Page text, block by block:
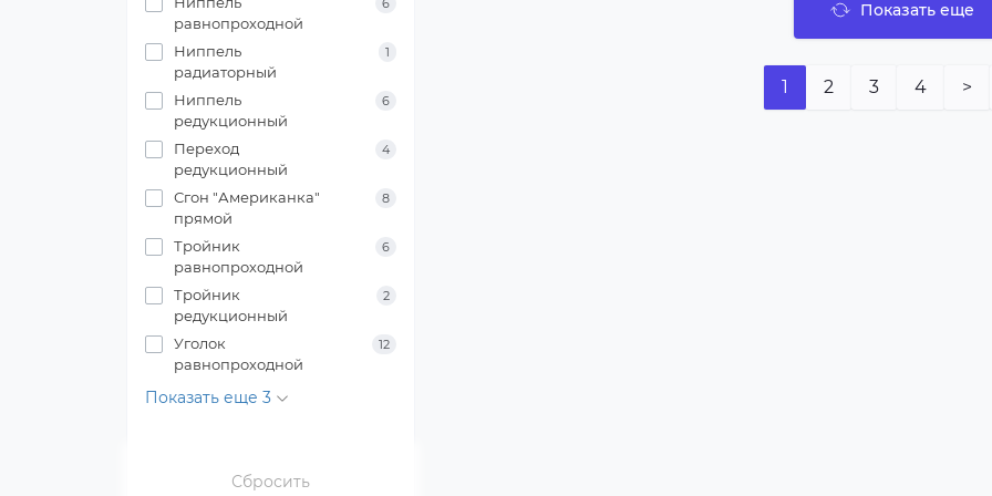
равнопроходной
6
Ниппель
радиаторный
1
Ниппель
редукционный
6
Переход
редукционный
4
Сгон "Американка"
прямой
8
Тройник
равнопроходной
6
Тройник
редукционный
2
Уголок
равнопроходной
12
Показать еще 3
Сбросить
Показать еще
1 2 3 4 >